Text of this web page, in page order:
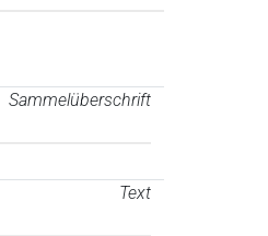
Sammelüberschrift
Text